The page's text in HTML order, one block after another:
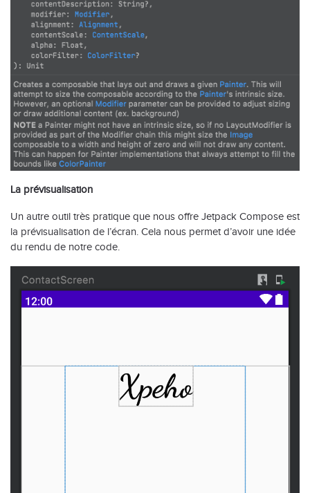
La prévisualisation
Un autre outil très pratique que nous offre Jetpack Compose est
la prévisualisation de l’écran. Cela nous permet d’avoir une idée
du rendu de notre code.